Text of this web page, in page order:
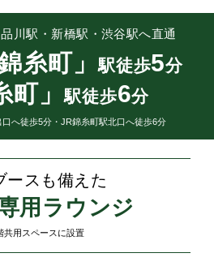
川駅・新橋駅・渋谷駅へ直通
錦糸町」駅徒歩5分
町」駅徒歩6分
へ徒歩5分・JR錦糸町駅北口へ徒歩6分
ースも備えた
用ラウンジ
用スペースに設置